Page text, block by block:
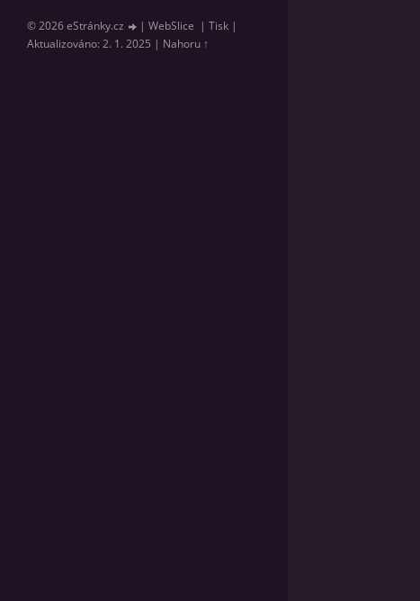
© 2026 eStránky.cz | WebSlice | Tisk |
Aktualizováno: 2. 1. 2025 | Nahoru ↑